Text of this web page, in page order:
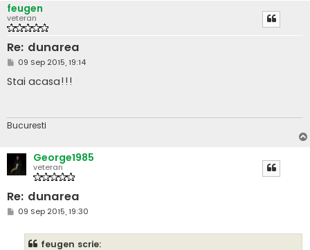
feugen
veteran
Re: dunarea
M
s
a
09 Sep 2015, 19:14
Stai acasa!!!
Bucuresti
George1985
veteran
Re: dunarea
M
09 Sep 2015, 19:30
feugen scrie: